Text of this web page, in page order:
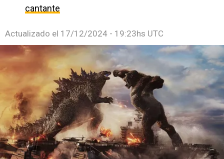
cantante
Actualizado el 17/12/2024 - 19:23hs UTC